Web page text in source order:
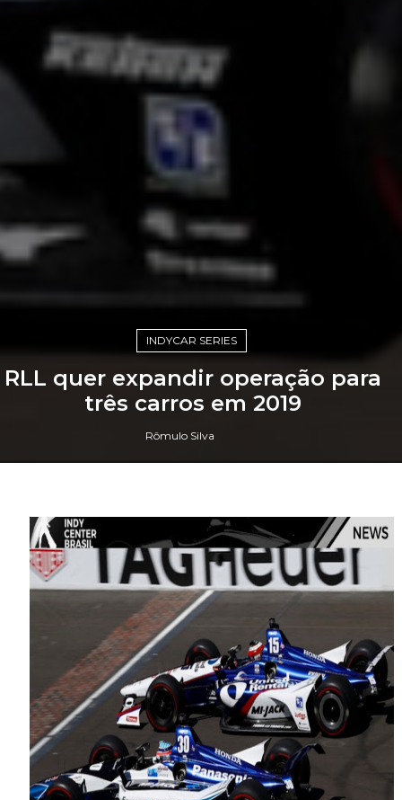
INDYCAR SERIES
RLL quer expandir operação para
três carros em 2019
Rômulo Silva